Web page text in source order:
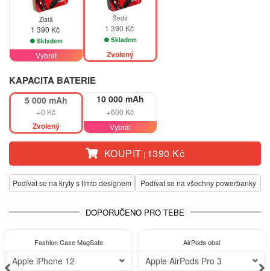
Zlatá
1 390 Kč
Skladem
Vybrat
Šedá
1 390 Kč
Skladem
Zvolený
KAPACITA BATERIE
5 000 mAh
+0 Kč
Zvolený
10 000 mAh
+600 Kč
Vybrat
KOUPIT | 1390 Kč
Podívat se na kryty s tímto designem Podívat se na všechny powerbanky
DOPORUČENO PRO TEBE
Fashion Case MagSafe
Apple iPhone 12
AirPods obal
Apple AirPods Pro 3